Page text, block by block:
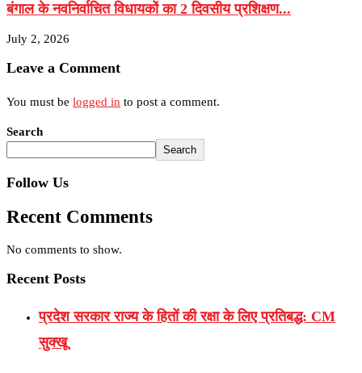
बंगाल के नवनिर्वाचित विधायकों का 2 दिवसीय प्रशिक्षण...
July 2, 2026
Leave a Comment
You must be logged in to post a comment.
Search
Search
Follow Us
Recent Comments
No comments to show.
Recent Posts
प्रदेश सरकार राज्य के हितों की रक्षा के लिए प्रतिबद्ध: CM
सुक्खू